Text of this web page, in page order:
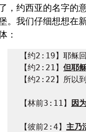
，约西亚的名字的
。我们仔细想想在
：
【约2:19】耶稣
【约2:21】
【约2:22】所以
【林前3:11】 因
【彼前2:4】